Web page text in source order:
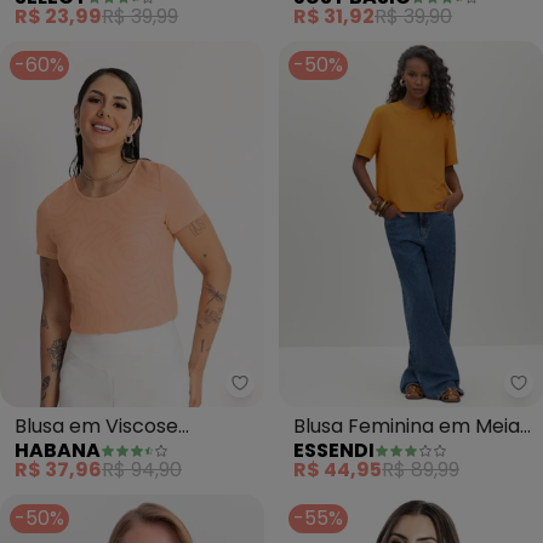
(Laranja)
R$ 23,99R$ 39,99 R$ 31,92R$ 39,90
-60%
Habana - Blusa em Viscose
Blusa em Viscose
(Laranja)
HABANA
R$ 37,96R$ 94,90
-50%
Blusa Feminina em Meia
Malha (Laranja)
ESSENDI
R$ 44,95R$ 89,99
-50%
-55%